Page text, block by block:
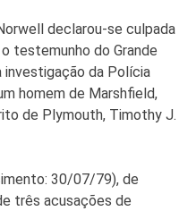
declarou-se culpada
testemunho do Grande
investigação da Polícia
homem de Marshfield,
de Plymouth, Timothy J.
30/07/79), de
três acusações de